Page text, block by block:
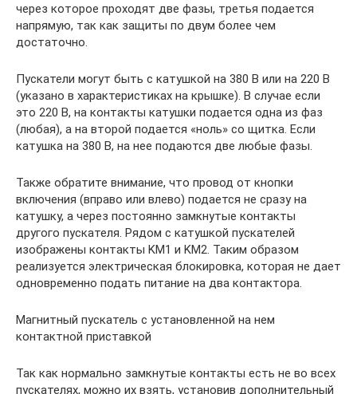
через которое проходят две фазы, третья подается
напрямую, так как защиты по двум более чем
достаточно.
Пускатели могут быть с катушкой на 380 В или на 220 В
(указано в характеристиках на крышке). В случае если
это 220 В, на контакты катушки подается одна из фаз
(любая), а на второй подается «ноль» со щитка. Если
катушка на 380 В, на нее подаются две любые фазы.
Также обратите внимание, что провод от кнопки
включения (вправо или влево) подается не сразу на
катушку, а через постоянно замкнутые контакты
другого пускателя. Рядом с катушкой пускателей
изображены контакты KM1 и KM2. Таким образом
реализуется электрическая блокировка, которая не дает
одновременно подать питание на два контактора.
Магнитный пускатель с установленной на нем
контактной приставкой
Так как нормально замкнутые контакты есть не во всех
пускателях, можно их взять, установив дополнительный